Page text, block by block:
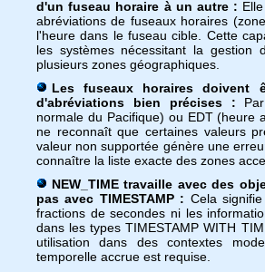
d'un fuseau horaire à un autre :
abréviations de fuseaux horaires
l'heure dans le fuseau cible. Cette
les systèmes nécessitant la gestion
plusieurs zones géographiques.
Les fuseaux horaires doivent
d'abréviations bien précises :
normale du Pacifique) ou EDT (heure
ne reconnaît que certaines valeurs
valeur non supportée génère une
connaître la liste exacte des zones
NEW_TIME travaille avec des
pas avec TIMESTAMP : Cela
fractions de secondes ni les
dans les types TIMESTAMP WITH
utilisation dans des contextes
temporelle accrue est requise.